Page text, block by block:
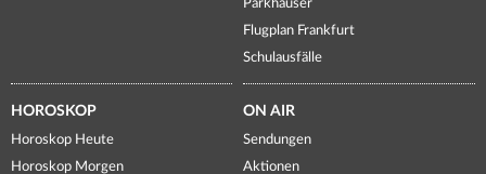
Parkhäuser
Flugplan Frankfurt
Schulausfälle
HOROSKOP
Horoskop Heute
Horoskop Morgen
ON AIR
Sendungen
Aktionen